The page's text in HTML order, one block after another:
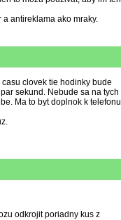
antireklama ako mraky.
clovek tie hodinky bude
sekund. Nebude sa na tych
Ma to byt doplnok k telefonu
odkrojit poriadny kus z